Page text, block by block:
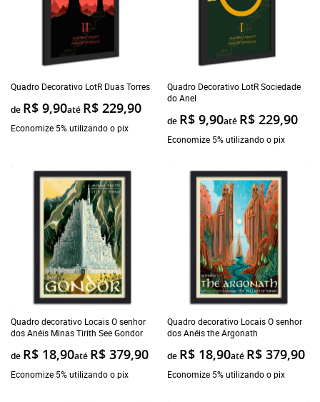
Quadro Decorativo LotR Duas Torres
de R$ 9,90até R$ 229,90
Economize 5% utilizando o pix
Quadro Decorativo LotR Sociedade
do Anel
de R$ 9,90até R$ 229,90
Economize 5% utilizando o pix
Quadro decorativo Locais O senhor
dos Anéis Minas Tirith See Gondor
de R$ 18,90até R$ 379,90
Economize 5% utilizando o pix
Quadro decorativo Locais O senhor
dos Anéis the Argonath
de R$ 18,90até R$ 379,90
Economize 5% utilizando o pix